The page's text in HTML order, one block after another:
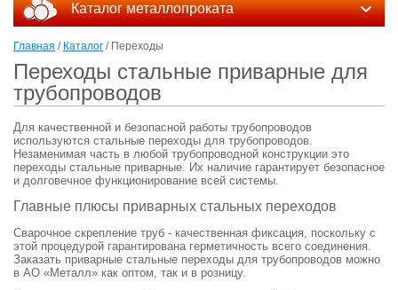
Каталог металлопроката
Главная / Каталог / Переходы
Переходы стальные приварные для
трубопроводов
Для качественной и безопасной работы трубопроводов
используются стальные переходы для трубопроводов.
Незаменимая часть в любой трубопроводной конструкции это
переходы стальные приварные. Их наличие гарантирует безопасное
и долговечное функционирование всей системы.
Главные плюсы приварных стальных переходов
Сварочное скрепление труб - качественная фиксация, поскольку с
этой процедурой гарантирована герметичность всего соединения.
Заказать приварные стальные переходы для трубопроводов можно
в АО «Металл» как оптом, так и в розницу.